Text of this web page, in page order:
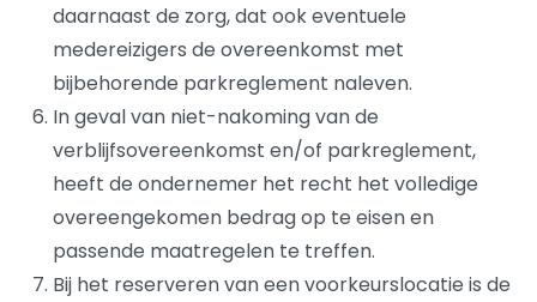
daarnaast de zorg, dat ook eventuele
medereizigers de overeenkomst met
bijbehorende parkreglement naleven.
In geval van niet-nakoming van de
verblijfsovereenkomst en/of parkreglement,
heeft de ondernemer het recht het volledige
overeengekomen bedrag op te eisen en
passende maatregelen te treffen.
Bij het reserveren van een voorkeurslocatie is de